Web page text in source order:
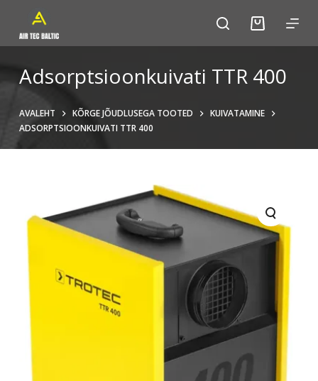
k
i
t
o
Adsorptsioonkuivati ​​TTR 400
AVALEHT KÕRGE JÕUDLUSEGA TOOTED
KUIVATAMINE
ADSORPTSIOONKUIVATI ​​TTR 400